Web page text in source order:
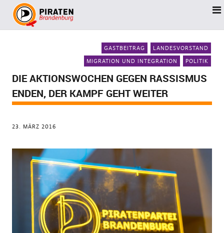
GASTBEITRAG
LANDESVORSTAND
MIGRATION UND INTEGRATION
POLITIK
DIE AKTIONSWOCHEN GEGEN RASSISMUS
ENDEN, DER KAMPF GEHT WEITER
23. MÄRZ 2016